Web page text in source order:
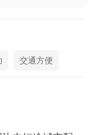
交通方便